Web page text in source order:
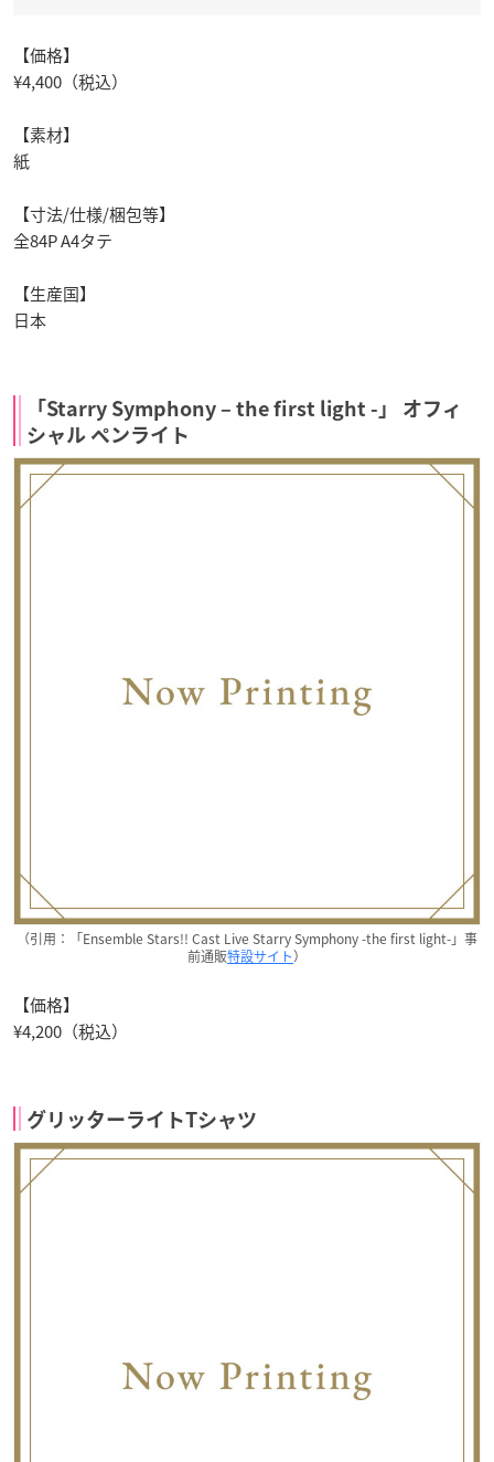
【価格】
¥4,400（税込）
【素材】
紙
【寸法/仕様/梱包等】
全84P A4タテ
【生産国】
日本
「Starry Symphony – the first light -」 オフィ
シャル ペンライト
（引用：「Ensemble Stars!! Cast Live Starry Symphony -the first light-」事
前通販特設サイト）
【価格】
¥4,200（税込）
グリッターライトTシャツ